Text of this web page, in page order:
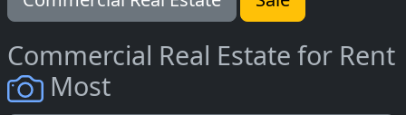
Commercial Real Estate for Rent
Most